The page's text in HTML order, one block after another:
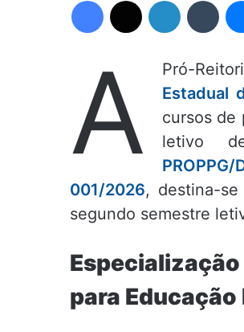
A Pró-
Estadual
cursos de
letivo
001/2026, destina-
segundo semestre
para